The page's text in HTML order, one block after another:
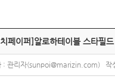
페이퍼]알로하테이블 스타필
: 관리자(sunpoi@marizin.com)